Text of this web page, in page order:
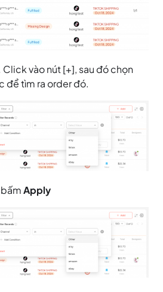
Click vào nút [+], sau đó chọn
để tìm ra order đó.
Apply